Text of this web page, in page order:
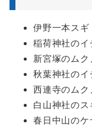
伊野一本スギ
稲荷神社のイ
新宮塚のムク
秋葉神社のイ
西連寺のムク
白山神社のス
春日中山のケ